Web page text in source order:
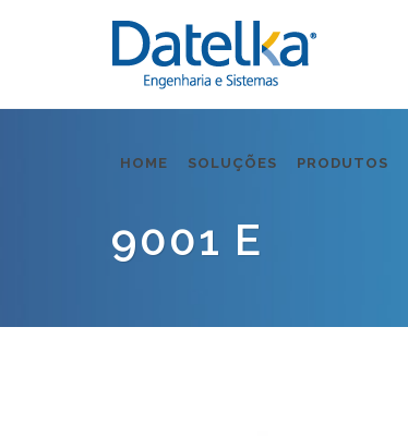
HOME SOLUÇÕES PRODUTOS
9001 E